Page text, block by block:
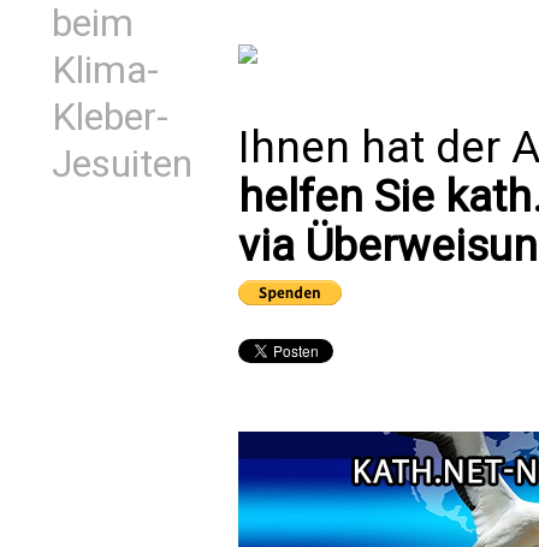
beim
Klima-
Kleber-
Jesuiten
Ihnen hat der
helfen Sie
via